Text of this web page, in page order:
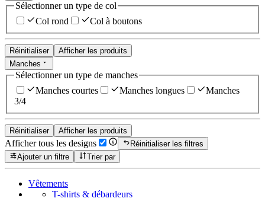
Sélectionner un type de col
Col rond
Col à boutons
Réinitialiser
Afficher les produits
Manches
Sélectionner un type de manches
Manches courtes
Manches longues
Manches
3/4
Réinitialiser Afficher les produits
Afficher tous les designs
Réinitialiser les filtres
Ajouter un filtre
Trier par
Vêtements
T-shirts & débardeurs